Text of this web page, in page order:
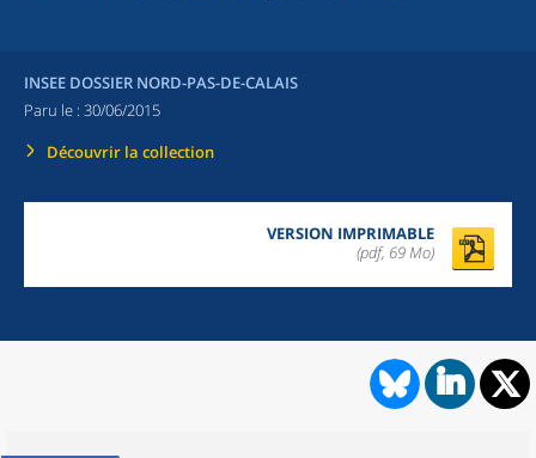
INSEE DOSSIER NORD-PAS-DE-CALAIS
Paru le : 30/06/2015
Découvrir la collection
VERSION IMPRIMABLE
(pdf, 69 Mo)